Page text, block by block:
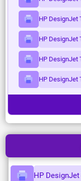
HP DesignJet
HP DesignJet
HP DesignJet
HP DesignJet
HP